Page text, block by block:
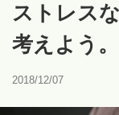
ストレス
考えよう。
2018/12/07